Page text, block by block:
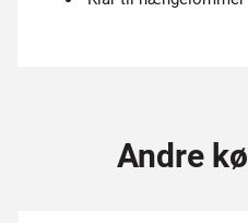
Andre